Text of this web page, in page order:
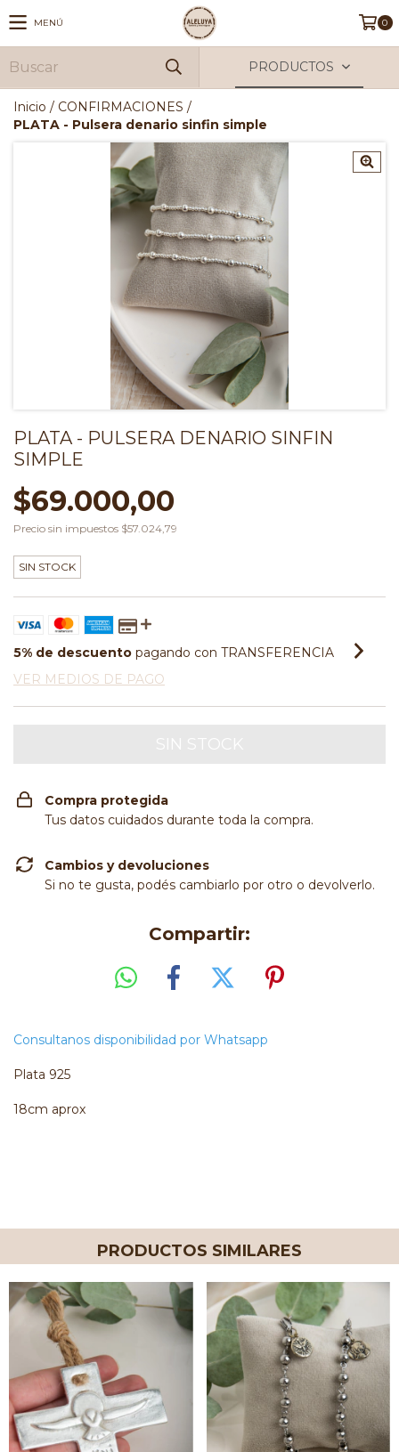
MENÚ 0
PRODUCTOS
Inicio / CONFIRMACIONES /
PLATA - Pulsera denario sinfin simple
PLATA - PULSERA DENARIO SINFIN
SIMPLE
$69.000,00
Precio sin impuestos $57.024,79
SIN STOCK
5% de descuento pagando con TRANSFERENCIA
VER MEDIOS DE PAGO
Compra protegida
Tus datos cuidados durante toda la compra.
Cambios y devoluciones
Si no te gusta, podés cambiarlo por otro o devolverlo.
Compartir:
Consultanos disponibilidad por Whatsapp
Plata 925
18cm aprox
PRODUCTOS SIMILARES